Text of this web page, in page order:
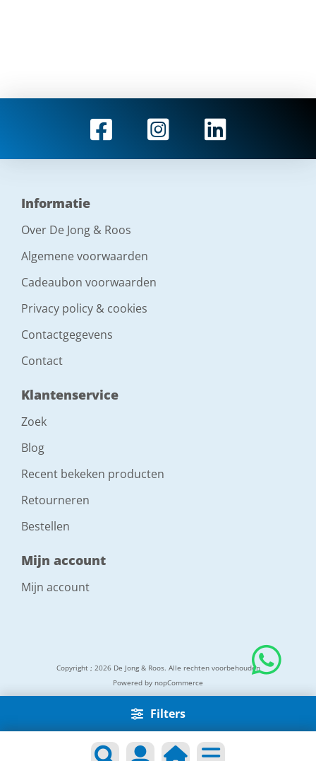
Filters
Informatie
Over De Jong & Roos
Algemene voorwaarden
Cadeaubon voorwaarden
Privacy policy & cookies
Contactgegevens
Contact
Klantenservice
Zoek
Blog
Recent bekeken producten
Retourneren
Bestellen
Mijn account
Mijn account
Copyright ; 2026 De Jong & Roos. Alle rechten voorbehouden
Powered by nopCommerce